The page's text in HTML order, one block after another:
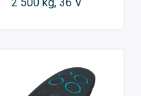
2 500 kg, 36 V